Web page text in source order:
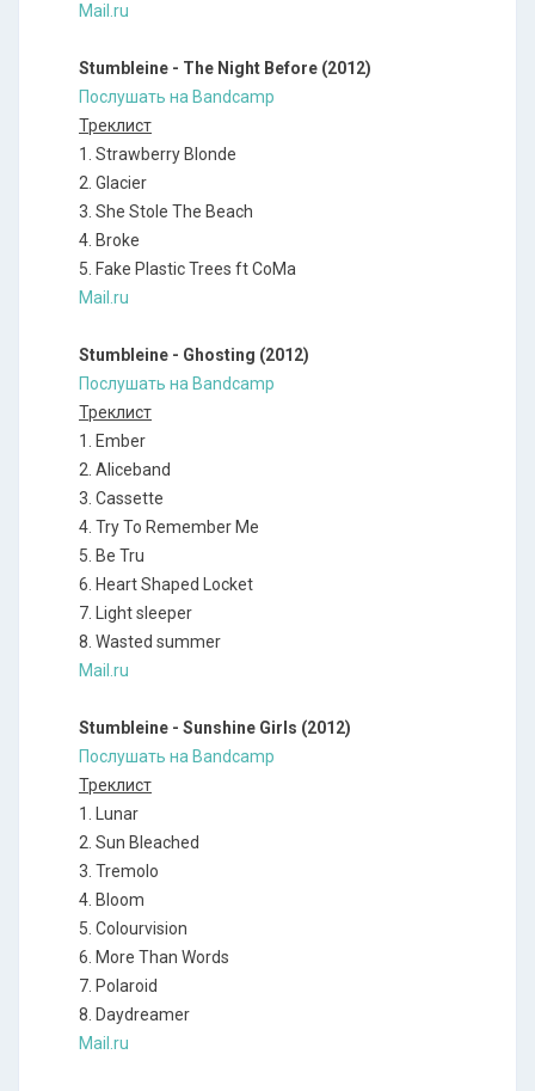
Mail.ru
Stumbleine - The Night Before (2012)
Послушать на Bandcamp
Треклист
1. Strawberry Blonde
2. Glacier
3. She Stole The Beach
4. Broke
5. Fake Plastic Trees ft CoMa
Mail.ru
Stumbleine - Ghosting (2012)
Послушать на Bandcamp
Треклист
1. Ember
2. Aliceband
3. Cassette
4. Try To Remember Me
5. Be Tru
6. Heart Shaped Locket
7. Light sleeper
8. Wasted summer
Mail.ru
Stumbleine - Sunshine Girls (2012)
Послушать на Bandcamp
Треклист
1. Lunar
2. Sun Bleached
3. Tremolo
4. Bloom
5. Colourvision
6. More Than Words
7. Polaroid
8. Daydreamer
Mail.ru